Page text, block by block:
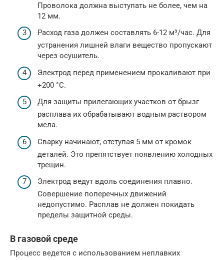
Проволока должна выступать не более, чем на
12 мм.
Расход газа должен составлять 6-12 м³/час. Для
устранения лишней влаги вещество пропускают
через осушитель.
Электрод перед применением прокаливают при
+200 °С.
Для защиты прилегающих участков от брызг
расплава их обрабатывают водным раствором
мела.
Сварку начинают, отступая 5 мм от кромок
деталей. Это препятствует появлению холодных
трещин.
Электрод ведут вдоль соединения плавно.
Совершение поперечных движений
недопустимо. Расплав не должен покидать
пределы защитной среды.
В газовой среде
Процесс ведется с использованием неплавких